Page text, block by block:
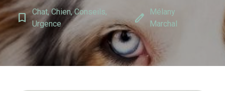
bookmark_border Chat, Chien, Conseils,
Urgence
edit
Mélany
Marchal